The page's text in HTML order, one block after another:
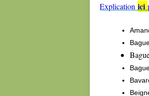
Explication ici